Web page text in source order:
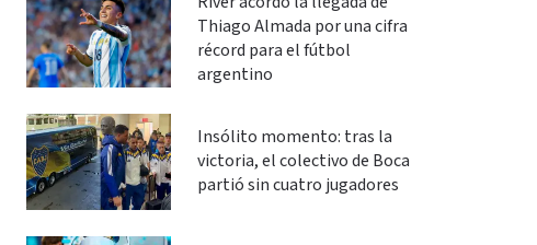
Thiago Almada por una cifra
récord para el fútbol
argentino
Insólito momento: tras la
victoria, el colectivo de Boca
partió sin cuatro jugadores